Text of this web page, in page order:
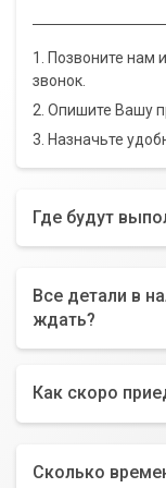
1. Позвоните нам
звонок.
2. Опишите Вашу
3. Назначьте
Где будут
Все детали в
ждать?
Как скоро
Сколько